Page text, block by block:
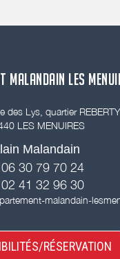
MALANDAIN LES
des Lys, quartier
LES MENUIRES
Malandain
06 30 79 70 24
02 41 32 96 30
malandain-
RÉSERVATION